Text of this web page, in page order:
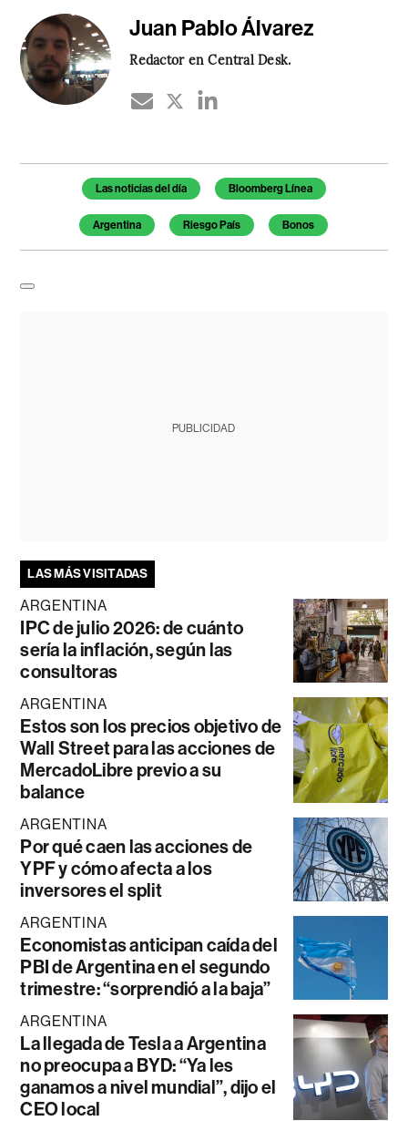
Juan Pablo Álvarez
Redactor en Central Desk.
Temas de este artículo
Las noticias del día Bloomberg Línea
Argentina Riesgo País Bonos
PUBLICIDAD
LAS MÁS VISITADAS
ARGENTINA
IPC de julio 2026: de cuánto
sería la inflación, según las
consultoras
ARGENTINA
Estos son los precios objetivo de
Wall Street para las acciones de
MercadoLibre previo a su
balance
ARGENTINA
Por qué caen las acciones de
YPF y cómo afecta a los
inversores el split
ARGENTINA
Economistas anticipan caída del
PBI de Argentina en el segundo
trimestre: “sorprendió a la baja”
ARGENTINA
La llegada de Tesla a Argentina
no preocupa a BYD: “Ya les
ganamos a nivel mundial”, dijo el
CEO local